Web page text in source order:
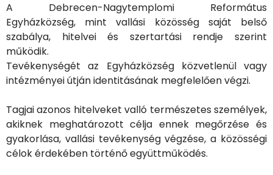
A Debrecen-Nagytemplomi Református
Egyházközség, mint vallási közösség saját belső
szabálya, hitelvei és szertartási rendje szerint
működik.
Tevékenységét az Egyházközség közvetlenül vagy
intézményei útján identitásának megfelelően végzi.
Tagjai azonos hitelveket valló természetes személyek,
akiknek meghatározott célja ennek megőrzése és
gyakorlása, vallási tevékenység végzése, a közösségi
célok érdekében történő együttműködés.